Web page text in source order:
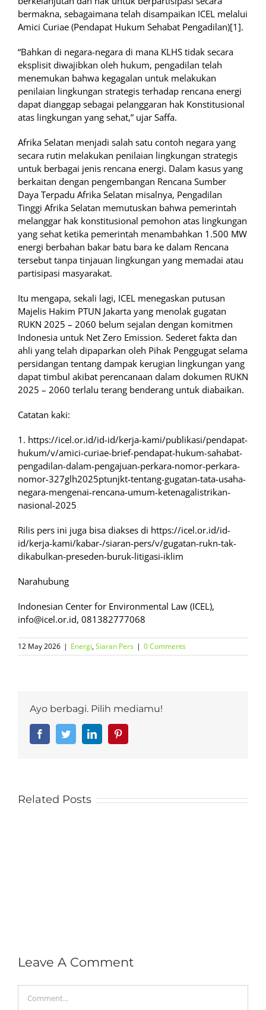
bermakna, sebagaimana telah disampaikan ICEL melalui
Amici Curiae (Pendapat Hukum Sehabat Pengadilan)[1].
“Bahkan di negara-negara di mana KLHS tidak secara
eksplisit diwajibkan oleh hukum, pengadilan telah
menemukan bahwa kegagalan untuk melakukan
penilaian lingkungan strategis terhadap rencana energi
dapat dianggap sebagai pelanggaran hak Konstitusional
atas lingkungan yang sehat,” ujar Saffa.
Afrika Selatan menjadi salah satu contoh negara yang
secara rutin melakukan penilaian lingkungan strategis
untuk berbagai jenis rencana energi. Dalam kasus yang
berkaitan dengan pengembangan Rencana Sumber
Daya Terpadu Afrika Selatan misalnya, Pengadilan
Tinggi Afrika Selatan memutuskan bahwa pemerintah
melanggar hak konstitusional pemohon atas lingkungan
yang sehat ketika pemerintah menambahkan 1.500 MW
energi berbahan bakar batu bara ke dalam Rencana
tersebut tanpa tinjauan lingkungan yang memadai atau
partisipasi masyarakat.
Itu mengapa, sekali lagi, ICEL menegaskan putusan
Majelis Hakim PTUN Jakarta yang menolak gugatan
RUKN 2025 – 2060 belum sejalan dengan komitmen
Indonesia untuk Net Zero Emission. Sederet fakta dan
ahli yang telah dipaparkan oleh Pihak Penggugat selama
persidangan tentang dampak kerugian lingkungan yang
dapat timbul akibat perencanaan dalam dokumen RUKN
2025 – 2060 terlalu terang benderang untuk diabaikan.
Catatan kaki:
1. https://icel.or.id/id-id/kerja-kami/publikasi/pendapat-
hukum/v/amici-curiae-brief-pendapat-hukum-sahabat-
pengadilan-dalam-pengajuan-perkara-nomor-perkara-
nomor-327glh2025ptunjkt-tentang-gugatan-tata-usaha-
negara-mengenai-rencana-umum-ketenagalistrikan-
nasional-2025
Rilis pers ini juga bisa diakses di https://icel.or.id/id-
id/kerja-kami/kabar-/siaran-pers/v/gugatan-rukn-tak-
dikabulkan-preseden-buruk-litigasi-iklim
Narahubung
Indonesian Center for Environmental Law (ICEL),
info@icel.or.id, 081382777068
12 May 2026 | Energi,Siaran Pers | 0 Comments
Ayo berbagi. Pilih mediamu!
FacebookTwitterLinkedIn
Related Posts
Leave A Comment